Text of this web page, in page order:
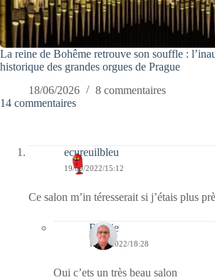
La reine de Bohême retrouve son souffle :
historique des grandes orgues de Prague
18/06/2026
8 commentaires
14 commentaires
ecureuilbleu
19/09/2022/15:12
Ce salon m’in téresserait si j’étais plus
Bernie
19/09/2022/18:28
Oui c’ets un très beau salon